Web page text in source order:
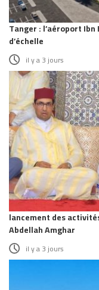
Tanger : l’aéroport
d’échelle
il y a 3 jours
lancement des
Abdellah Amghar
il y a 3 jours